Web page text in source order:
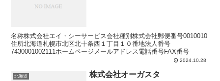
名称株式会社エイ・シーサービス会社種別株式会社郵便番号0010010
住所北海道札幌市北区北十条西１丁目１０番地法人番号
7430001002111ホームページメールアドレス電話番号FAX番号
2024.10.28
北海道 株式会社オーガスタ